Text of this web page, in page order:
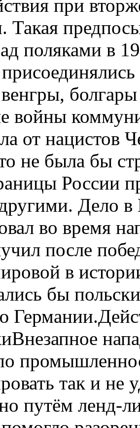
при
Такая
поляками в
войны
от
не была бы
России
Дело в
во время
после
в
бы
так и не
путём ленд-